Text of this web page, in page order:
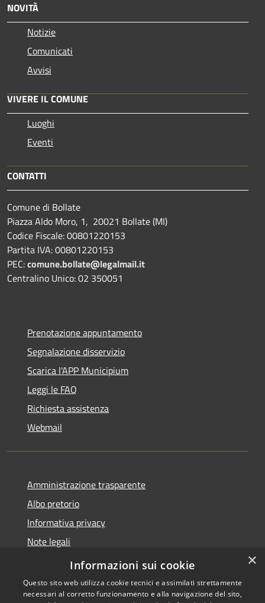
NOVITÀ
Notizie
Comunicati
Avvisi
VIVERE IL COMUNE
Luoghi
Eventi
CONTATTI
Comune di Bollate
Piazza Aldo Moro, 1, 20021 Bollate (MI)
Codice Fiscale: 00801220153
Partita IVA: 00801220153
PEC:comune.bollate@legalmail.it
Centralino Unico: 02 350051
Prenotazione appuntamento
Segnalazione disservizio
Scarica l'APP Municipium
Leggi le FAQ
Richiesta assistenza
Webmail
Amministrazione trasparente
Albo pretorio
Informativa privacy
Note legali
Dichiarazione di accessibilità
×
Informazioni sui cookie
Questo sito web utilizza cookie tecnici e assimilati strettamente
necessari al corretto funzionamento e alla navigazione del sito,